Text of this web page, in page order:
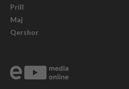
Prill
Maj
Qershor